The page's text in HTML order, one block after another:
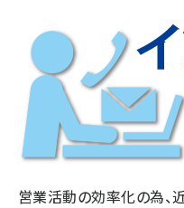
営業活動の効率化の為、